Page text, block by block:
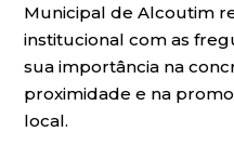
Municipal de Alcoutim
institucional com as
sua importância na
proximidade e na
local.